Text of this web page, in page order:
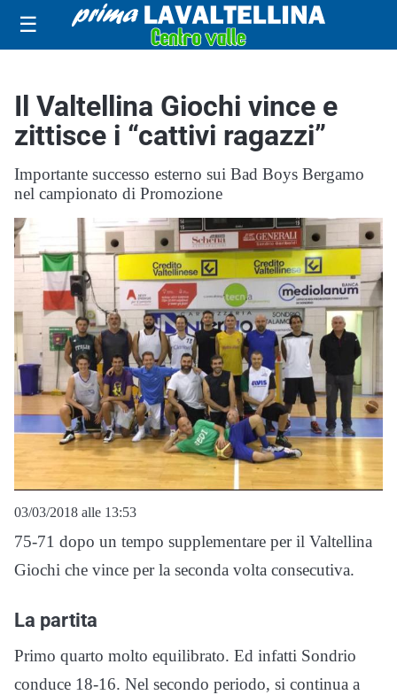
☰
Il Valtellina Giochi vince e
zittisce i “cattivi ragazzi”
Importante successo esterno sui Bad Boys Bergamo
nel campionato di Promozione
03/03/2018 alle 13:53
75-71 dopo un tempo supplementare per il Valtellina
Giochi che vince per la seconda volta consecutiva.
La partita
Primo quarto molto equilibrato. Ed infatti Sondrio
conduce 18-16. Nel secondo periodo, si continua a